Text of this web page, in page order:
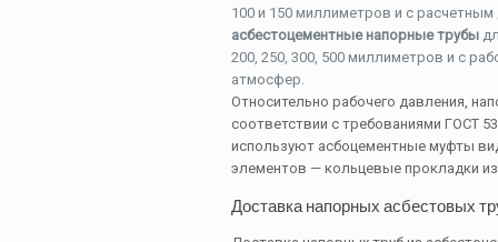
100 и 150 миллиметров и с
асбестоцементные напорные трубы
200, 250, 300, 500 миллиметров и с
атмосфер.
Относительно рабочего давления,
соответствии с требованиями ГОСТ
используют асбоцементные муфты
элементов — кольцевые прокладки
Доставка напорных асбестовых